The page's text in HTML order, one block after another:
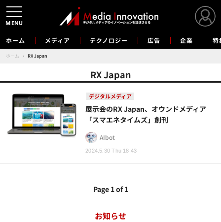
ホーム メディア テクノロジー 広告 企業 特
ホーム › RX Japan
RX Japan
デジタルメディア
2024.5.30 Thu 18:43
展示会のRX Japan、オウンドメディア
「スマエネタイムズ」創刊
AIbot
Page 1 of 1
お知らせ
MENU